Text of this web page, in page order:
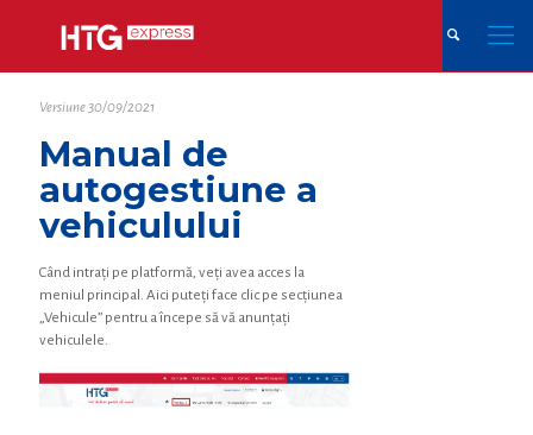
Versiune 30/09/2021
Manual de
autogestiune a
vehiculului
Când intrați pe platformă, veți avea acces la
meniul principal. Aici puteți face clic pe secțiunea
„Vehicule” pentru a începe să vă anunțați
vehiculele.